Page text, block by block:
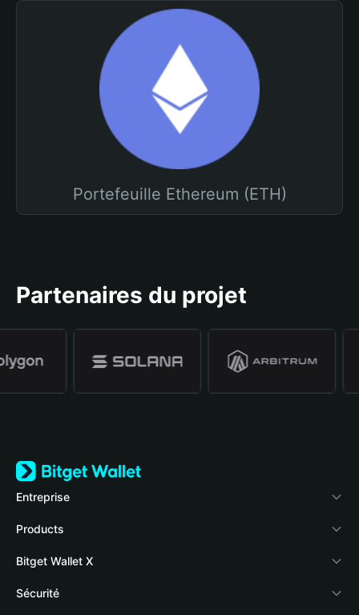
Portefeuille Ethereum (ETH)
Partenaires du projet
Entreprise
À propos de Bitget Wallet
Blog
Academy
Products
Crypto Card
Stablecoin Earn
Bitget Wallet X
Développeurs
Sécurité